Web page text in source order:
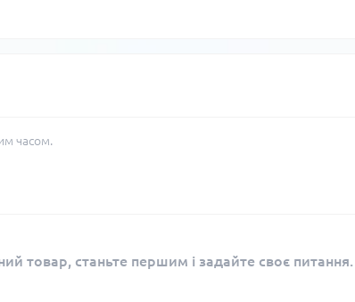
часом.
товар, станьте першим і задайте своє питання.